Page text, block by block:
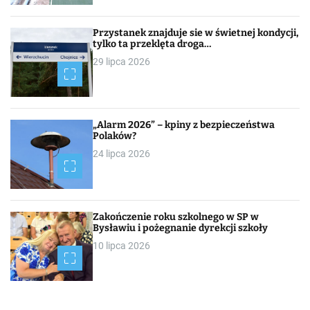
Przystanek znajduje sie w świetnej kondycji,
tylko ta przeklęta droga…
29 lipca 2026
„Alarm 2026” – kpiny z bezpieczeństwa
Polaków?
24 lipca 2026
Zakończenie roku szkolnego w SP w
Bysławiu i pożegnanie dyrekcji szkoły
10 lipca 2026